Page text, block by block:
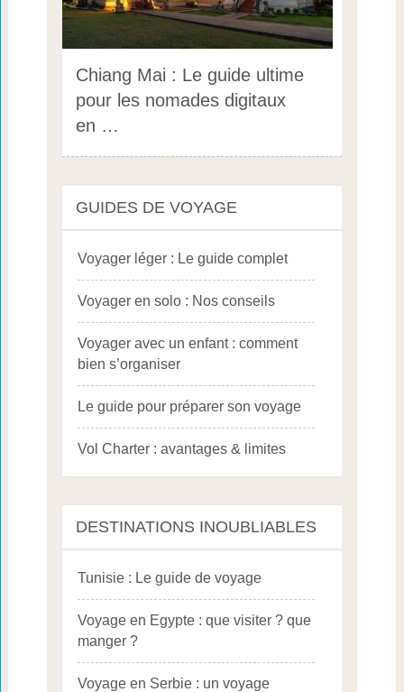
Chiang Mai : Le guide ultime
pour les nomades digitaux
en …
GUIDES DE VOYAGE
Voyager léger : Le guide complet
Voyager en solo : Nos conseils
Voyager avec un enfant : comment
bien s’organiser
Le guide pour préparer son voyage
Vol Charter : avantages & limites
DESTINATIONS INOUBLIABLES
Tunisie : Le guide de voyage
Voyage en Egypte : que visiter ? que
manger ?
Voyage en Serbie : un voyage